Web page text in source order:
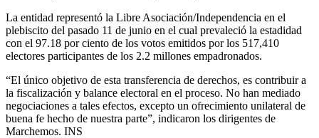
La entidad representó la Libre Asociación/Independencia en el
plebiscito del pasado 11 de junio en el cual prevaleció la estadidad
con el 97.18 por ciento de los votos emitidos por los 517,410
electores participantes de los 2.2 millones empadronados.
“El único objetivo de esta transferencia de derechos, es contribuir a
la fiscalización y balance electoral en el proceso. No han mediado
negociaciones a tales efectos, excepto un ofrecimiento unilateral de
buena fe hecho de nuestra parte”, indicaron los dirigentes de
Marchemos. INS